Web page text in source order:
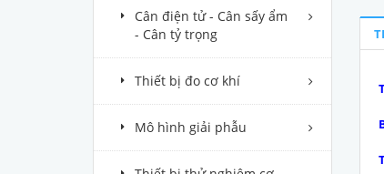
Cân điện tử - Cân sấy ẩm
- Cân tỷ trọng
Thiết bị đo cơ khí
Mô hình giải phẫu